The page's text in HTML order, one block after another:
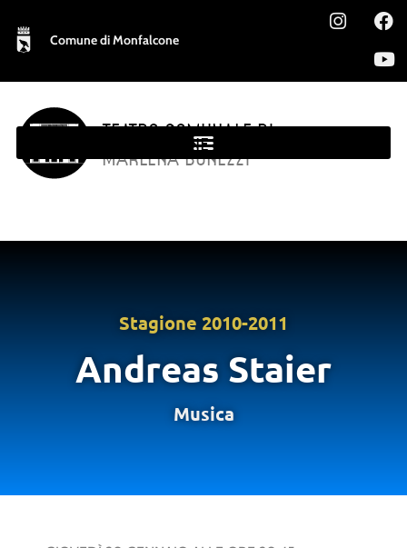
Comune di Monfalcone
TEATRO COMUNALE DI
MONFALCONE
MARLENA BONEZZI
Stagione 2010-2011
Andreas Staier
Musica